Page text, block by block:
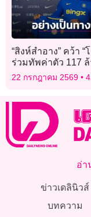
“สิงห์สำอาง” คว้า “
ร่วมทัพค่าตัว 117
22 กรกฎาคม 2569
อ่า
ข่าวเดลินิวส์
บทความ